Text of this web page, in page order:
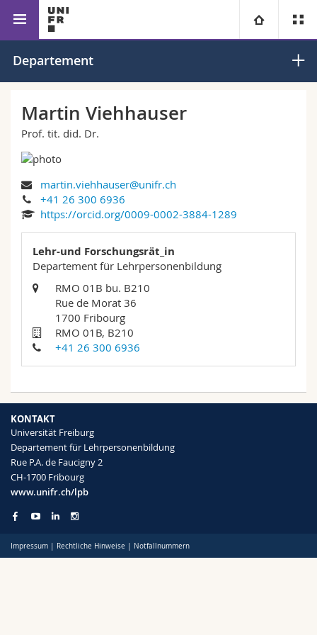
Universität
Campus
Universität
Weiterbildung
Theologische Fak.
Wirtschafts- und Sozialwissenschaftliche Fak.
Philosophische Fak.
Fak. für Erziehungs- und Bildungswissenschaften
Math.-Nat. und Med. Fak.
Interfakultär
Informationen für
Studierende
Medien
Forschende
Mitarbeitende
Doktorierende
Personenverzeichnis
Ortsplan
Bibliotheken
Webmail
Vorlesungsverzeichnis
MyUnifr
Fakultät für Erziehungs- und
Departement für
Lehrpersonenbildung
Departement
Martin Viehhauser
Prof. tit. did. Dr.
martin.viehhauser@unifr.ch
+41 26 300 6936
https://orcid.org/0009-0002-3884-1289
Lehr-und Forschungsrät_in
Departement für Lehrpersonenbildung
RMO 01B bu. B210
Rue de Morat 36
1700 Fribourg
RMO 01B, B210
+41 26 300 6936
KONTAKT
Universität Freiburg
Departement für Lehrpersonenbildung
Rue P.A. de Faucigny 2
CH-1700 Fribourg
www.unifr.ch/lpb
Impressum | Rechtliche Hinweise | Notfallnummern